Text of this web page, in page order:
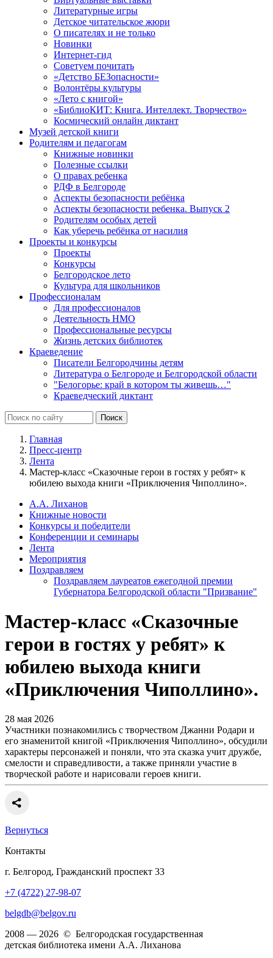
Литературные игры
Детское читательское жюри
О писателях и не только
Новинки
Интернет-гид
Советуем почитать
«Детство БЕЗопасности»
Волонтёры культуры
«Лето с книгой»
«БиблиоКИТ: Книга. Интеллект. Творчество»
Космический онлайн диктант
Музей детской книги
Родителям и педагогам
Книжные новинки
Полезные ссылки
О правах ребенка
РДФ в Белгороде
Аспекты безопасности ребёнка
Аспекты безопасности ребенка. Выпуск 2
Родителям особых детей
Как уберечь ребёнка от насилия
Проекты и конкурсы
Проекты
Конкурсы
Белгородское лето
Культура для школьников
Профессионалам
Для профессионалов
Деятельность НМО
Профессиональные ресурсы
Жизнь детских библиотек
Краеведение
Писатели Белгородчины детям
Литература о Белгороде и Белгородской области
"Белогорье: край в котором ты живешь…"
Краеведческий диктант
Главная
Пресс-центр
Лента
Мастер-класс «Сказочные герои в гостях у ребят» к
юбилею выхода книги «Приключения Чиполлино».
А.А. Лиханов
Книжные новости
Конкурсы и победители
Конференции и семинары
Лента
Мероприятия
Поздравляем
Поздравляем лауреатов ежегодной премии
Губернатора Белгородской области "Призвание"
Мастер-класс «Сказочные
герои в гостях у ребят» к
юбилею выхода книги
«Приключения Чиполлино».
28 мая 2026
Участники познакомились с творчеством Джанни Родари и
его знаменитой книгой «Приключения Чиполлино», обсудили
характеры персонажей и поняли, что эта сказка учит дружбе,
смелости и справедливости, а также приняли участие в
творческой работе и нарисовали героев книги.
Вернуться
Контакты
г. Белгород, Гражданский проспект 33
+7 (4722) 27-98-07
belgdb@belgov.ru
2008 — 2026 © Белгородская государственная
детская библиотека имени А.А. Лиханова